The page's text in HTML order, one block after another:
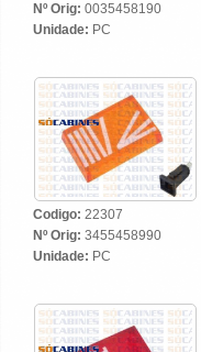
Nº Orig: 0035458190
Unidade: PC
Codigo: 22307
Nº Orig: 3455458990
Unidade: PC